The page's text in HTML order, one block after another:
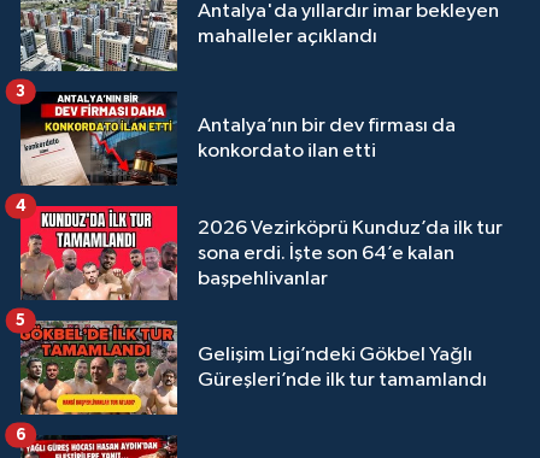
Antalya'da yıllardır imar bekleyen
mahalleler açıklandı
Antalya’nın bir dev firması da
konkordato ilan etti
3
2026 Vezirköprü Kunduz’da ilk tur
sona erdi. İşte son 64’e kalan
başpehlivanlar
4
Gelişim Ligi’ndeki Gökbel Yağlı
Güreşleri’nde ilk tur tamamlandı
5
6